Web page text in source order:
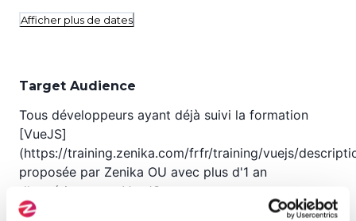
Afficher plus de dates
Target Audience
Tous développeurs ayant déjà suivi la formation
[VueJS]
(https://training.zenika.com/frfr/training/vuejs/
proposée par Zenika OU avec plus d'1 an
d'expérience sur VueJS